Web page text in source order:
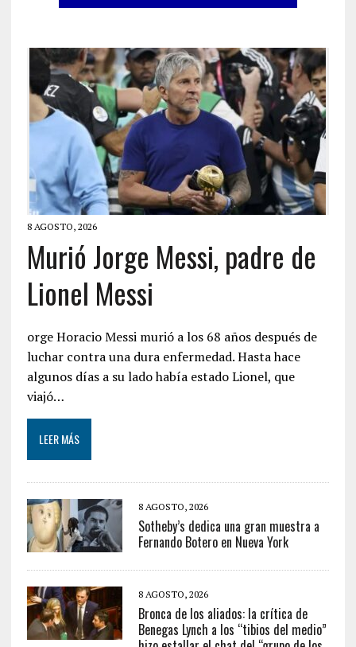
8 AGOSTO, 2026
Murió Jorge Messi, padre de
Lionel Messi
orge Horacio Messi murió a los 68 años después de
luchar contra una dura enfermedad. Hasta hace
algunos días a su lado había estado Lionel, que
viajó…
LEER MÁS
8 AGOSTO, 2026
Sotheby’s dedica una gran muestra a
Fernando Botero en Nueva York
8 AGOSTO, 2026
Bronca de los aliados: la crítica de
Benegas Lynch a los “tibios del medio”